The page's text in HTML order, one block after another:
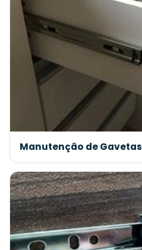
Manutenção de Gavetas